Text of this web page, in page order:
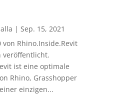
| Sep. 15, 2021
von Rhino.Inside.Revit
veröffentlicht.
ist eine optimale
Rhino, Grasshopper
einzigen...